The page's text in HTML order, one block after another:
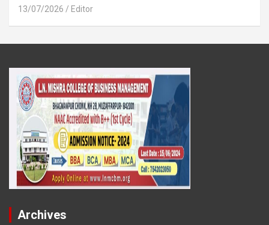
13/07/2026 Editor
Archives